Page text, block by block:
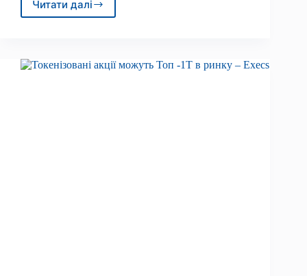
Читати далі
Китати
300%
нещодавно